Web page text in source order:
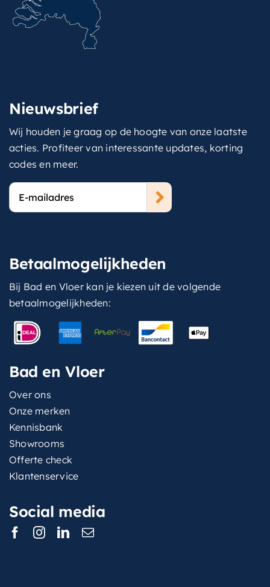
Nieuwsbrief
Wij houden je graag op de hoogte van onze laatste
acties. Profiteer van interessante updates, korting
codes en meer.
E-
mailadres
Betaalmogelijkheden
Bij Bad en Vloer kan je kiezen uit de volgende
betaalmogelijkheden:
Bad en Vloer
Over ons
Onze merken
Kennisbank
Showrooms
Offerte check
Klantenservice
Social media